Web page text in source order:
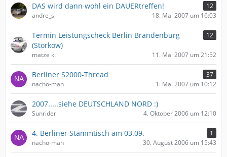
DAS wird dann wohl ein DAUERtreffen!
12
andre_sl
18. Mai 2007 um 16:03
Termin Leistungscheck Berlin Brandenburg
(Storkow)
12
matze k. 11. Mai 2007 um 21:52
Berliner S2000-Thread
37
nacho-man
1. Mai 2007 um 10:12
2007.....siehe DEUTSCHLAND NORD :)
Sunrider 4. Oktober 2006 um 12:10
4. Berliner Stammtisch am 03.09.
1
nacho-man
30. August 2006 um 15:43